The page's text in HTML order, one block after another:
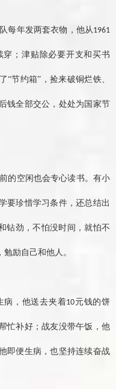
每年发两套衣物，他从1961
；津贴除必要开支和买书
“节约箱”，捡来破铜烂铁、
钱全部交公，处处为国家节
的空闲也会专心读书。有小
要珍惜学习条件，还总结出
钻劲，不怕没时间，就怕不
励自己和他人。
病，他送去夹着10元钱的饼
忙补好；战友没带午饭，他
即便生病，也坚持连续奋战